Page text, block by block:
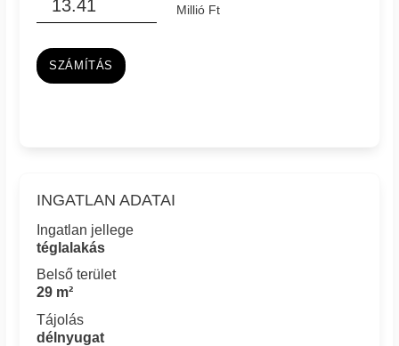
Millió Ft
SZÁMÍTÁS
INGATLAN ADATAI
Ingatlan jellege
téglalakás
Belső terület
29 m²
Tájolás
délnyugat